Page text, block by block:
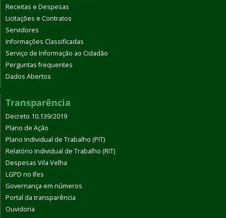
Receitas e Despesas
Licitações e Contratos
Servidores
Informações Classificadas
Serviço de Informação ao Cidadão
Perguntas frequentes
Dados Abertos
Transparência
Decreto 10.139/2019
Plano de Ação
Plano Individual de Trabalho (PIT)
Relatório Individual de Trabalho (RIT)
Despesas Vila Velha
LGPD no Ifes
Governança em números
Portal da transparência
Ouvidoria